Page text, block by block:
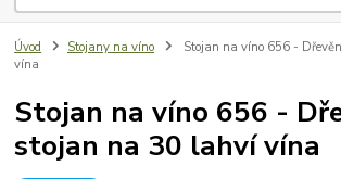
Úvod Stojany na víno
Stojan na víno 656 -
vína
Stojan na víno 656 -
stojan na 30 lahví vína